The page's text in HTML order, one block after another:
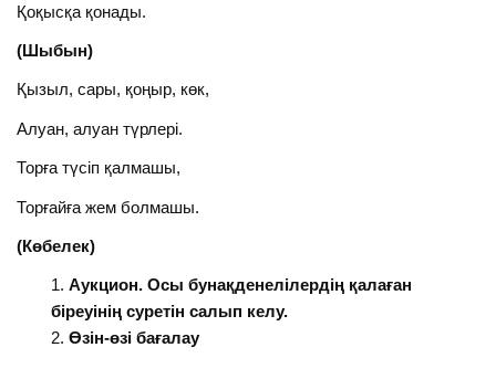
Қоқысқа қонады.
(Шыбын)
Қызыл, сары, қоңыр, көк,
Алуан, алуан түрлері.
Торға түсіп қалмашы,
Торғайға жем болмашы.
(Көбелек)
Аукцион. Осы бунақденелілердің қалаған
біреуінің суретін салып келу.
Өзін-өзі бағалау